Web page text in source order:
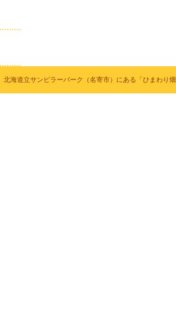
北海道立サンピラーパーク（名寄市）にある「ひまわり